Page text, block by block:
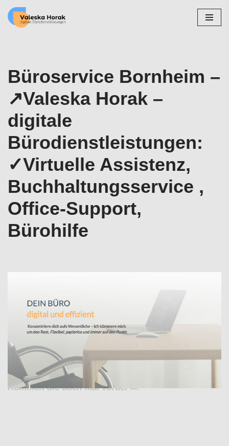
Zum
Büroservice Bornheim –
↗️Valeska Horak –
digitale
Bürodienstleistungen:
✓Virtuelle Assistenz,
Buchhaltungsservice ,
Office-Support,
Bürohilfe
auch ✓Office-Support, Buchhaltungsservice ,
Virtuelle Assistenz, Bürohilfe. ✓Büroservice,
✓Virtuelle Assistenz, ✓Buchhaltungsservice ,
✓Office-Support und ✓Bürohilfe. ➡️ Valeska Horak –
digitale Bürodienstleistungen, Ihr externe Bürokraft.
Kommen Sie doch mal vorbei ✉.